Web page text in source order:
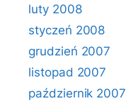
luty 2008
styczeń 2008
grudzień 2007
listopad 2007
październik 2007